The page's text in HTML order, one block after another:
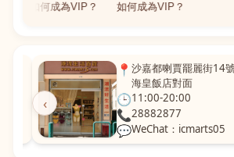
如何成為VIP？ 如何成為VIP？
‹
📍 沙嘉都喇賈罷麗街14
海皇飯店對面
🕒11:00-20:00
📞28882877
💬WeChat：icmarts05